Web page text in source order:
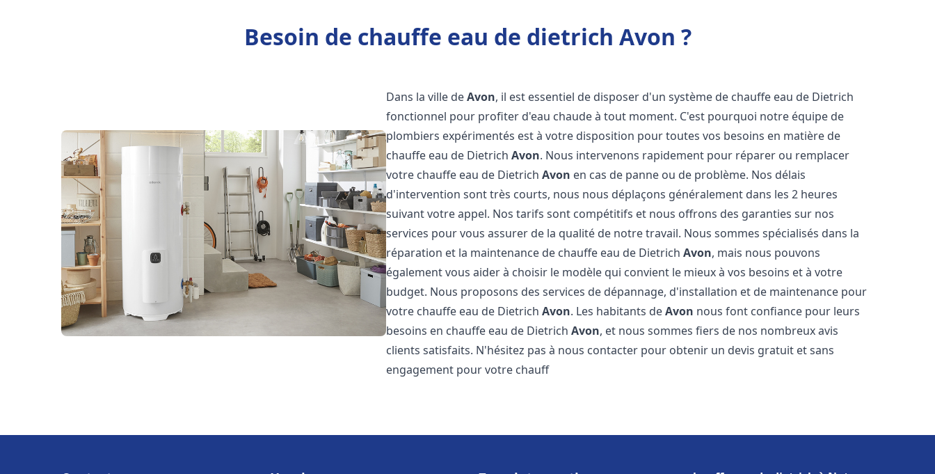
Besoin de chauffe eau de dietrich Avon ?
Dans la ville deAvon, il est essentiel de disposer d'un système de chauffe eau de Dietrich
fonctionnel pour profiter d'eau chaude à tout moment. C'est pourquoi notre équipe de
plombiers expérimentés est à votre disposition pour toutes vos besoins en matière de
chauffe eau de DietrichAvon. Nous intervenons rapidement pour réparer ou remplacer
votre chauffe eau de DietrichAvon en cas de panne ou de problème. Nos délais
d'intervention sont très courts, nous nous déplaçons généralement dans les 2 heures
suivant votre appel. Nos tarifs sont compétitifs et nous offrons des garanties sur nos
services pour vous assurer de la qualité de notre travail. Nous sommes spécialisés dans la
réparation et la maintenance de chauffe eau de DietrichAvon, mais nous pouvons
également vous aider à choisir le modèle qui convient le mieux à vos besoins et à votre
budget. Nous proposons des services de dépannage, d'installation et de maintenance pour
votre chauffe eau de DietrichAvon. Les habitants deAvon nous font confiance pour leurs
besoins en chauffe eau de DietrichAvon, et nous sommes fiers de nos nombreux avis
clients satisfaits. N'hésitez pas à nous contacter pour obtenir un devis gratuit et sans
engagement pour votre chauff